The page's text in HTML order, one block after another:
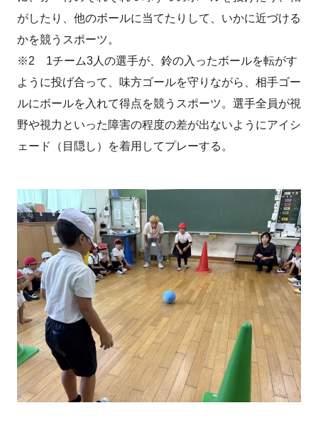
がしたり、他のボールに当てたりして、いかに近づける
かを競うスポーツ。
※2 1チーム3人の選手が、鈴の入ったボールを転がす
ように投げ合って、味方ゴールを守りながら、相手ゴー
ルにボールを入れて得点を競うスポーツ。選手全員が視
野や視力といった障害の程度の差が出ないようにアイシ
ェード（目隠し）を着用してプレーする。